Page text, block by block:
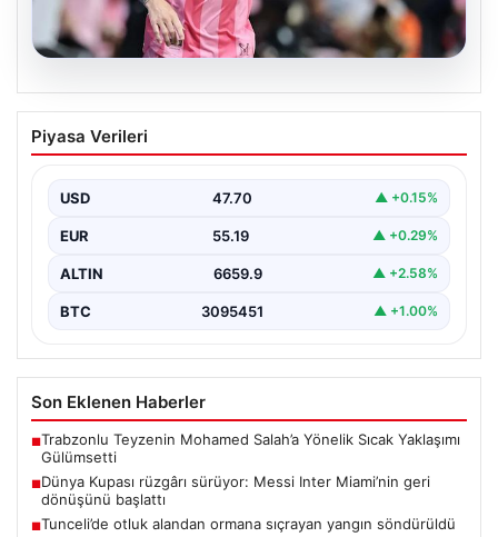
Dünya Kupası rüzgârı sürüyor: Messi
Inter Miami’nin geri dönüşünü başlattı
karşısında geriye düştüğü bir mücadelede sahadan…
Piyasa Verileri
USD 47.70 ▲ +0.15%
EUR 55.19 ▲ +0.29%
ALTIN 6659.9 ▲ +2.58%
BTC 3095451 ▲ +1.00%
Son Eklenen Haberler
■Trabzonlu Teyzenin Mohamed Salah’a Yönelik Sıcak Yaklaşımı
Gülümsetti
■Dünya Kupası rüzgârı sürüyor: Messi Inter Miami’nin geri
dönüşünü başlattı
■Tunceli’de otluk alandan ormana sıçrayan yangın söndürüldü